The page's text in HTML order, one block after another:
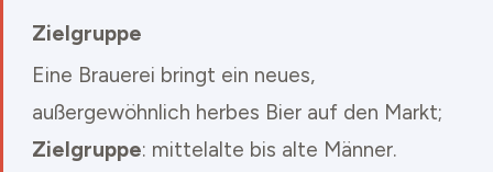
Zielgruppe
Eine Brauerei bringt ein neues,
außergewöhnlich herbes Bier auf den Markt;
Zielgruppe: mittelalte bis alte Männer.